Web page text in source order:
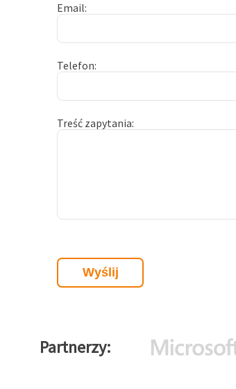
Email
Telefon
Treść zapytania
Partnerzy